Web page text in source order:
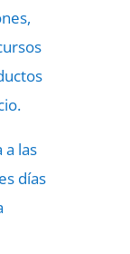
a las
días